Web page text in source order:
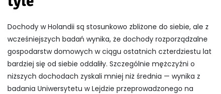
Dochody w Holandii są stosunkowo zbliżone do siebie, ale z
wcześniejszych badań wynika, że dochody rozporządzalne
gospodarstw domowych w ciągu ostatnich czterdziestu lat
bardziej się od siebie oddaliły. Szczególnie mężczyźni o
niższych dochodach zyskali mniej niż średnia — wynika z
badania Uniwersytetu w Lejdzie przeprowadzonego na